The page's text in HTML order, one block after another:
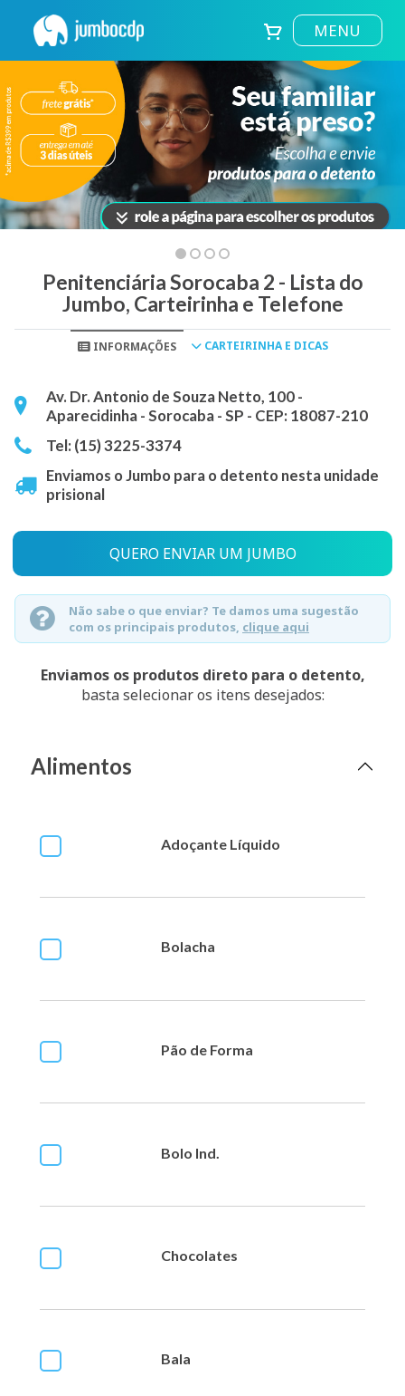
MENU
Penitenciária Sorocaba 2 - Lista do
Jumbo, Carteirinha e Telefone
INFORMAÇÕES CARTEIRINHA E DICAS
Av. Dr. Antonio de Souza Netto, 100 -
Aparecidinha - Sorocaba - SP - CEP: 18087-210
Tel: (15) 3225-3374
Enviamos o Jumbo para o detento nesta unidade
prisional
QUERO ENVIAR UM JUMBO
Não sabe o que enviar? Te damos uma sugestão
com os principais produtos, clique aqui
Enviamos os produtos direto para o detento,
basta selecionar os itens desejados:
Alimentos
Adoçante Líquido
Bolacha
Pão de Forma
Bolo Ind.
Chocolates
Bala